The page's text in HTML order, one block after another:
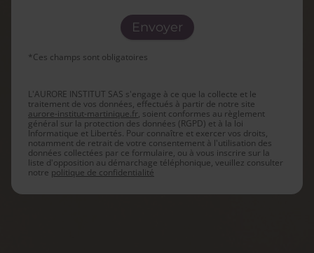
*Ces champs sont obligatoires
L'AURORE INSTITUT SAS s'engage à ce que la collecte et le
traitement de vos données, effectués à partir de notre site
aurore-institut-martinique.fr, soient conformes au règlement
général sur la protection des données (RGPD) et à la loi
Informatique et Libertés. Pour connaître et exercer vos droits,
notamment de retrait de votre consentement à l'utilisation des
données collectées par ce formulaire, ou à vous inscrire sur la
liste d'opposition au démarchage téléphonique, veuillez consulter
notre politique de confidentialité